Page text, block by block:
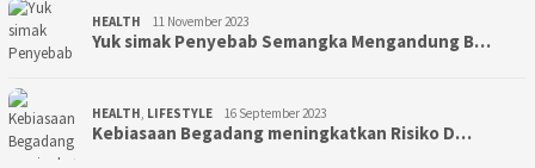
HEALTH 11 November 2023
Yuk simak Penyebab Semangka Mengandung B…
HEALTH, LIFESTYLE 16 September 2023
Kebiasaan Begadang meningkatkan Risiko D…